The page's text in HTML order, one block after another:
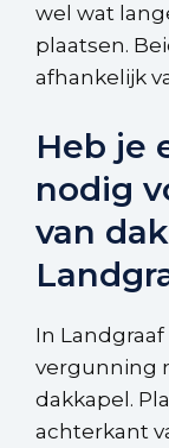
wel wat
plaatsen.
afhankelijk
Heb je
nodig
van
In
vergunning
dakkapel.
achterkant